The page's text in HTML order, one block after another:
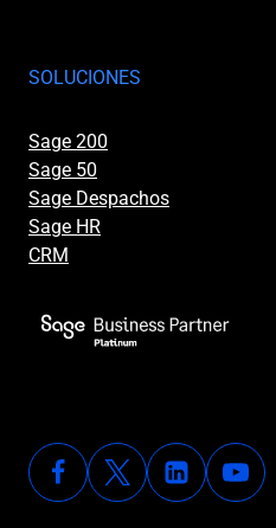
SOLUCIONES
Sage 200
Sage 50
Sage Despachos
Sage HR
CRM